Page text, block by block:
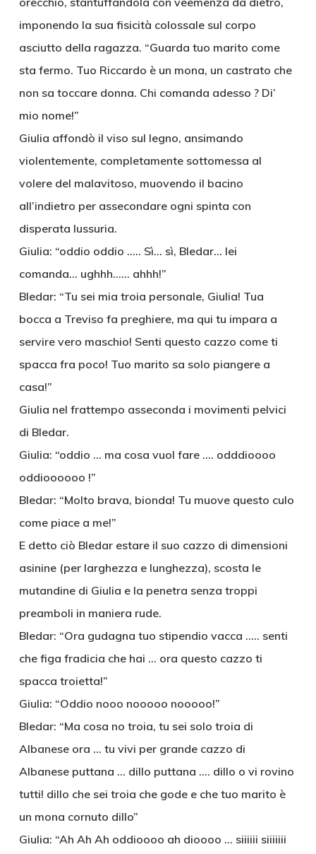
imponendo la sua fisicità colossale sul corpo
asciutto della ragazza. “Guarda tuo marito come
sta fermo. Tuo Riccardo è un mona, un castrato che
non sa toccare donna. Chi comanda adesso ? Di’
mio nome!”
Giulia affondò il viso sul legno, ansimando
violentemente, completamente sottomessa al
volere del malavitoso, muovendo il bacino
all’indietro per assecondare ogni spinta con
disperata lussuria.
Giulia: “oddio oddio ….. Sì… sì, Bledar… lei
comanda… ughhh…… ahhh!”
Bledar: “Tu sei mia troia personale, Giulia! Tua
bocca a Treviso fa preghiere, ma qui tu impara a
servire vero maschio! Senti questo cazzo come ti
spacca fra poco! Tuo marito sa solo piangere a
casa!”
Giulia nel frattempo asseconda i movimenti pelvici
di Bledar.
Giulia: “oddio … ma cosa vuol fare …. odddioooo
oddioooooo !”
Bledar: “Molto brava, bionda! Tu muove questo culo
come piace a me!”
E detto ciò Bledar estare il suo cazzo di dimensioni
asinine (per larghezza e lunghezza), scosta le
mutandine di Giulia e la penetra senza troppi
preamboli in maniera rude.
Bledar: “Ora gudagna tuo stipendio vacca ….. senti
che figa fradicia che hai … ora questo cazzo ti
spacca troietta!”
Giulia: “Oddio nooo nooooo nooooo!”
Bledar: “Ma cosa no troia, tu sei solo troia di
Albanese ora … tu vivi per grande cazzo di
Albanese puttana … dillo puttana …. dillo o vi rovino
tutti! dillo che sei troia che gode e che tuo marito è
un mona cornuto dillo”
Giulia: “Ah Ah Ah oddioooo ah dioooo … siiiiii siiiiiii